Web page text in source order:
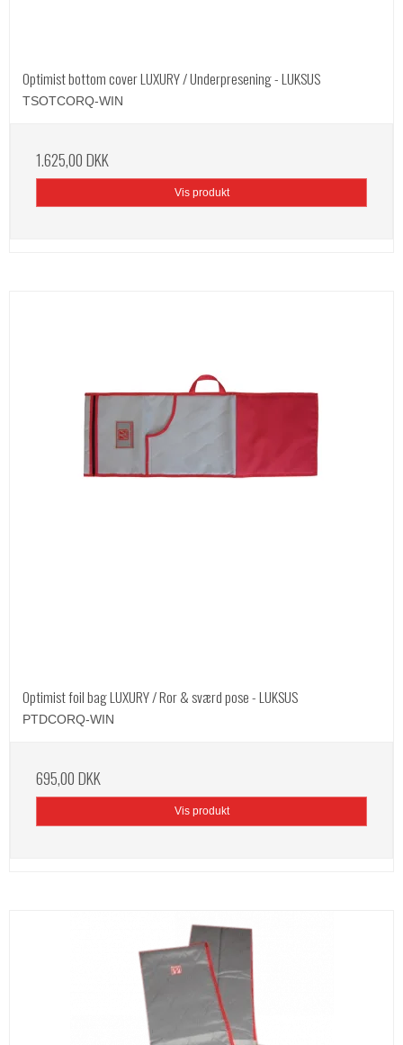
Optimist bottom cover LUXURY / Underpresening - LUKSUS
TSOTCORQ-WIN
1.625,00 DKK
Vis produkt
Optimist foil bag LUXURY / Ror & sværd pose - LUKSUS
PTDCORQ-WIN
695,00 DKK
Vis produkt